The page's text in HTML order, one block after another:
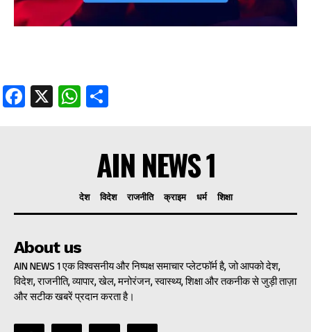
Facebook
X WhatsApp
AIN NEWS 1
देश विदेश राजनीति क्राइम धर्म शिक्षा
About us
AIN NEWS 1 एक विश्वसनीय और निष्पक्ष समाचार प्लेटफॉर्म है, जो आपको देश,
विदेश, राजनीति, व्यापार, खेल, मनोरंजन, स्वास्थ्य, शिक्षा और तकनीक से जुड़ी ताज़ा
और सटीक खबरें प्रदान करता है।